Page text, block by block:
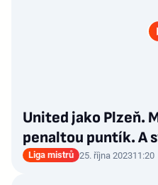
United jako Plzeň.
penaltou puntík. A
Liga mistrů 25. října 202311:20